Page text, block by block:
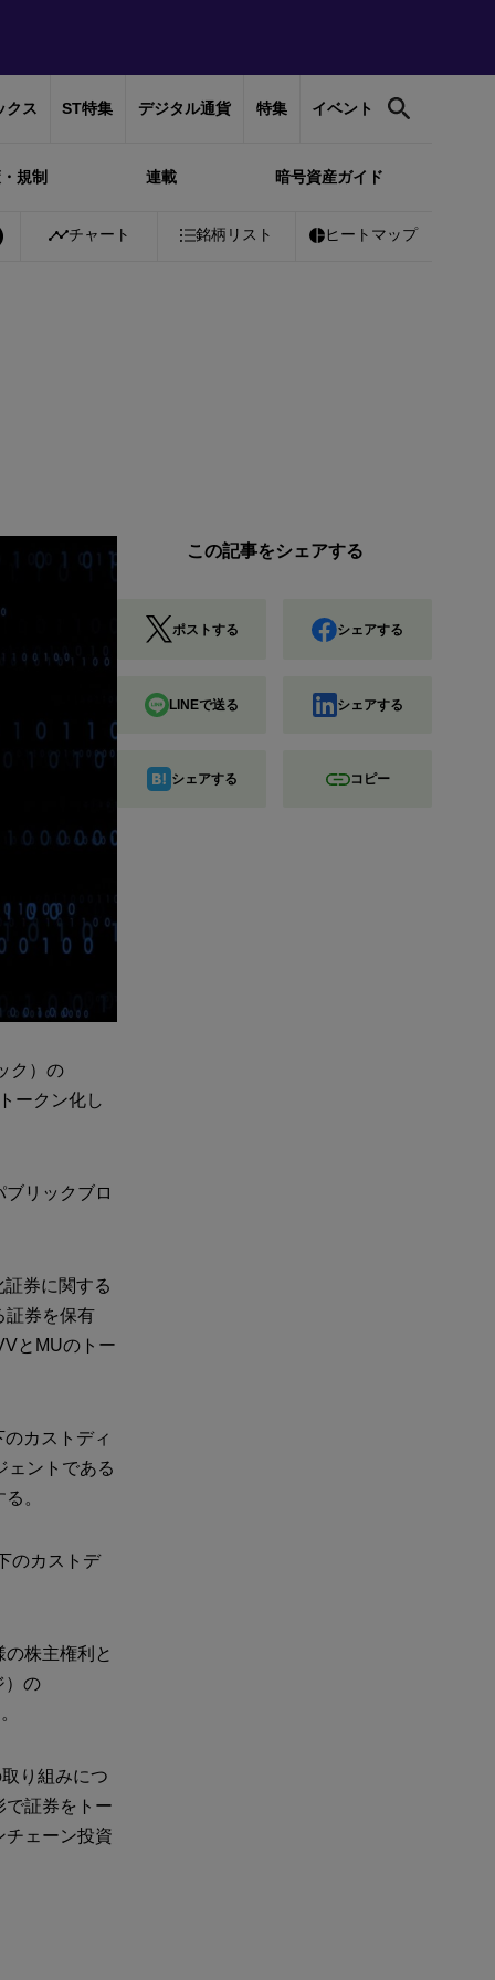
クス ST特集 デジタル通貨 特集 イベント
規制 連載 暗号資産ガイド
Bitcoin ￥10,286,490+0.35% Ethereum ￥303,319
チャート 銘柄リスト ヒートマップ
ク）の
ークン化し
リックブロ
券に関する
証券を保有
とMUのトー
カストディ
ェントである
。
のカストデ
株主権利と
）の
り組みにつ
で証券をトー
チェーン投資
この記事をシェアする
ポストする シェアする
LINEで送る シェアする
シェアする コピー